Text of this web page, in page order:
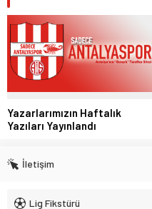
Yazarlarımızın Haftalık
Yazıları Yayınlandı
İletişim
Lig Fikstürü